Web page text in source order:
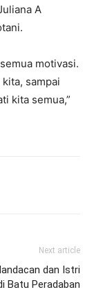
A
motivasi.
sampai
kita semua,”
Next article
dan Istri
Batu Peradaban